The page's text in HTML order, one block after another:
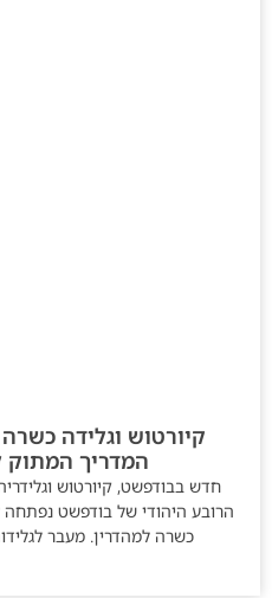
קיורטוש וגלידה
המדריך המתוק
חדש בבודפשט, קיורטוש
הרובע היהודי של בודפשט נפתחה
כשרה למהדרין. מעבר